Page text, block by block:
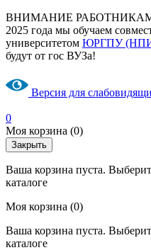
ВНИМАНИЕ РАБОТНИКАМ
2025 года мы обучаем
университетом ЮРГПУ
будут от гос ВУЗа!
Версия для
0
Моя корзина (0)
Закрыть
Ваша корзина пуста.
каталоге
Моя корзина (0)
Ваша корзина пуста.
каталоге